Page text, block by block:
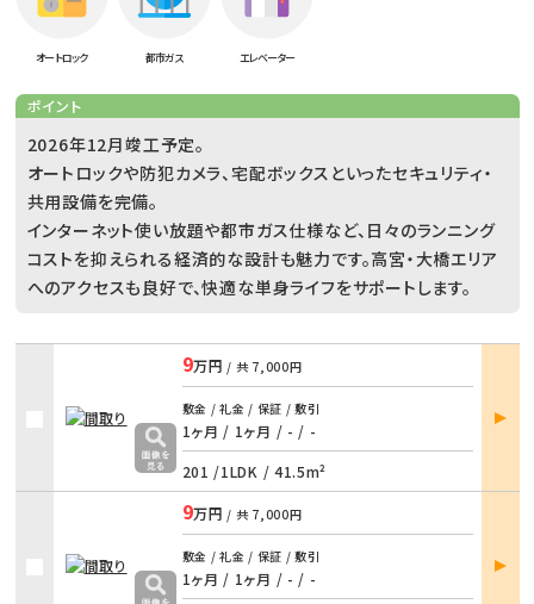
オートロック 都市ガス エレベーター
ポイント
2026年12月竣工予定。
オートロックや防犯カメラ、宅配ボックスといったセキュリティ・
共用設備を完備。
インターネット使い放題や都市ガス仕様など、日々のランニング
コストを抑えられる経済的な設計も魅力です。高宮・大橋エリア
へのアクセスも良好で、快適な単身ライフをサポートします。
9万円 / 共 7,000円
敷金 / 礼金 / 保証 / 敷引
1ヶ月 / 1ヶ月 / - / -
201 /1LDK / 41.5m²
部屋
詳細
9万円 / 共 7,000円
敷金 / 礼金 / 保証 / 敷引
1ヶ月 / 1ヶ月 / - / -
部屋
詳細